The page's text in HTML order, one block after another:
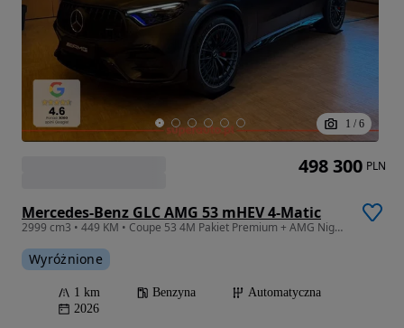
1 / 6
Mercedes-Benz GLC AMG 53 mHEV 4-Matic
2999 cm3 • 449 KM • Coupe 53 4M Pakiet Premium + AMG Night + Pakiet Zimowy + Panorama
Wyróżnione
1 km Benzyna
Automatyczna
2026
498 300 PLN